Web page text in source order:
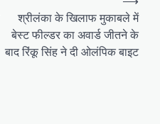
श्रीलंका के खिलाफ मुकाबले में
बेस्ट फील्डर का अवार्ड जीतने के
बाद रिंकू सिंह ने दी ओलंपिक बाइट